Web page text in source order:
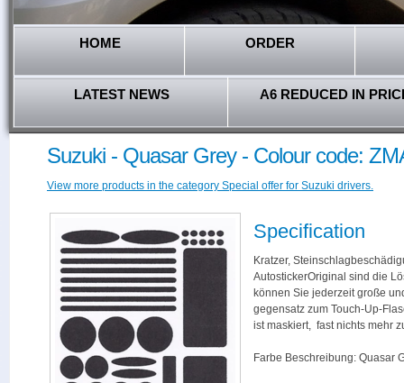
HOME ORDER
LATEST NEWS A6 REDUCED IN
Suzuki - Quasar Grey - Colour code:
View more products in the category Special offer for Suzuki drivers.
Specification
Kratzer,
AutostickerOriginal sind die
können Sie jederzeit große
gegensatz zum Touch-Up-
ist maskiert, fast nichts mehr
Farbe Beschreibung: Quasar